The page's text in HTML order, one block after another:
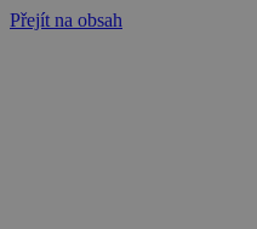
Přejít na obsah